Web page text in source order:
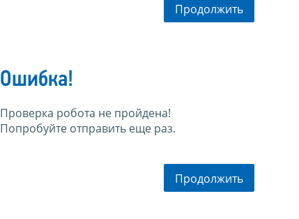
Продолжить
Ошибка!
Проверка робота не пройдена!
Попробуйте отправить еще раз.
Продолжить